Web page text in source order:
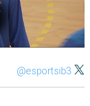
@esportsib3